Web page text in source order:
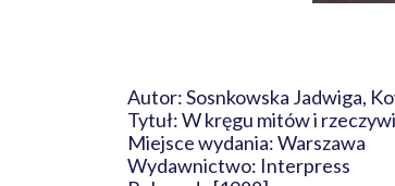
Autor: Sosnkowska Jadwiga,
Tytuł: W kręgu mitów i
Miejsce wydania: Warszawa
Wydawnictwo: Interpress